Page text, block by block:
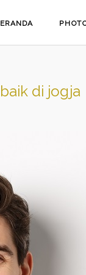
di jogja